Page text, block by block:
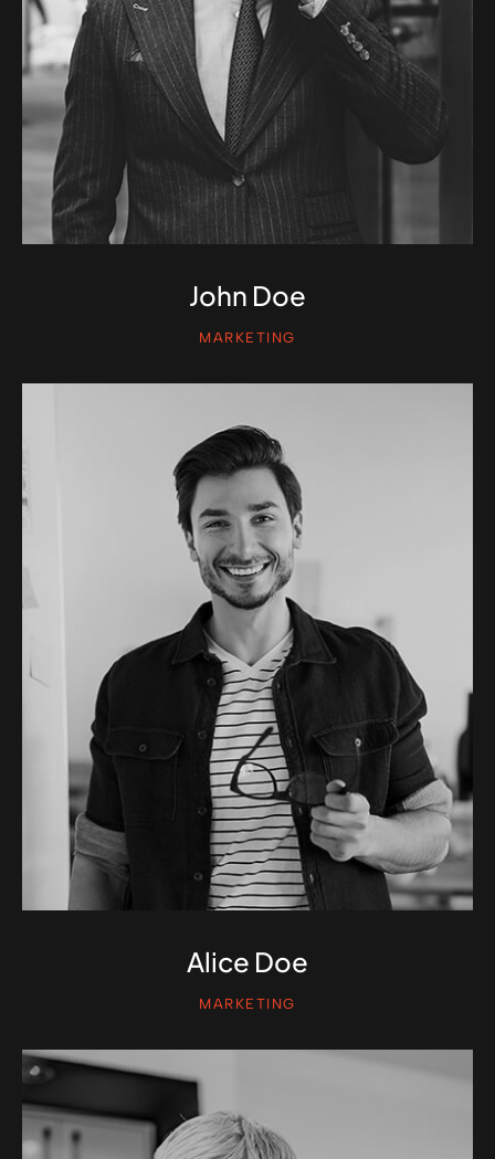
John Doe
MARKETING
Alice Doe
MARKETING